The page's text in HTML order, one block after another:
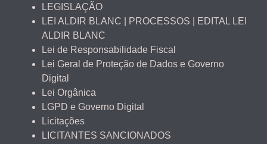
LEGISLAÇÃO
LEI ALDIR BLANC | PROCESSOS | EDITAL LEI
ALDIR BLANC
Lei de Responsabilidade Fiscal
Lei Geral de Proteção de Dados e Governo
Digital
Lei Orgânica
LGPD e Governo Digital
Licitações
LICITANTES SANCIONADOS